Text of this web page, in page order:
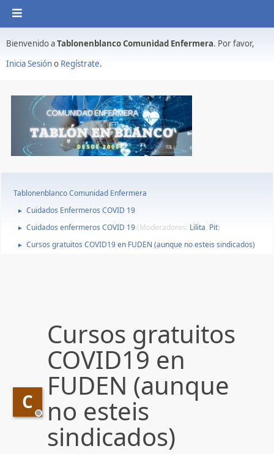
Bienvenido aTablonenblanco Comunidad Enfermera. Por favor,
Inicia Sesióno Regístrate.
Tablonenblanco Comunidad Enfermera
► Cuidados Enfermeros COVID 19
► Cuidados enfermeros COVID 19 (Moderadores: Lilita, Pit)
► Cursos gratuitos COVID19 en FUDEN (aunque no esteis sindicados)
C
Cursos gratuitos
COVID19 en
FUDEN (aunque
no esteis
sindicados)